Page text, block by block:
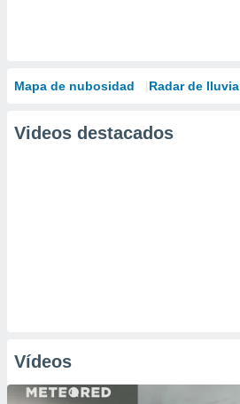
Mapa de nubosidad Radar de lluvia
Videos destacados
Vídeos